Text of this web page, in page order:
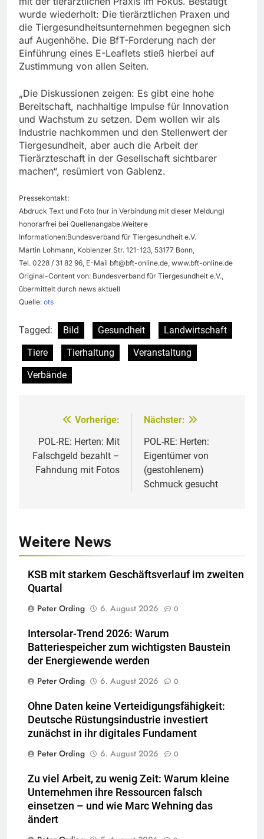
wurde wiederholt: Die tierärztlichen Praxen und
die Tiergesundheitsunternehmen begegnen sich
auf Augenhöhe. Die BfT-Forderung nach der
Einführung eines E-Leaflets stieß hierbei auf
Zustimmung von allen Seiten.
„Die Diskussionen zeigen: Es gibt eine hohe
Bereitschaft, nachhaltige Impulse für Innovation
und Wachstum zu setzen. Dem wollen wir als
Industrie nachkommen und den Stellenwert der
Tiergesundheit, aber auch die Arbeit der
Tierärzteschaft in der Gesellschaft sichtbarer
machen“, resümiert von Gablenz.
Pressekontakt:
Abdruck Text und Foto (nur in Verbindung mit dieser Meldung)
honorarfrei bei Quellenangabe.Weitere
Informationen:Bundesverband für Tiergesundheit e.V.
Martin Lohmann, Koblenzer Str. 121-123, 53177 Bonn,
Tel. 0228 / 31 82 96, E-Mail bft@bft-online.de , www.bft-online.de
Original-Content von: Bundesverband für Tiergesundheit e.V.,
übermittelt durch news aktuell
Quelle: ots
Tagged: Bild Gesundheit
Landwirtschaft
Tiere
Tierhaltung
Veranstaltung
Verbände
Beitragsnavigation
Vorherige:
POL-RE: Herten: Mit
Falschgeld bezahlt –
Fahndung mit Fotos
Nächster:
POL-RE: Herten:
Eigentümer von
(gestohlenem)
Schmuck gesucht
Weitere News
KSB mit starkem Geschäftsverlauf im zweiten
Quartal
Peter Ording
6. August 2026 0
Intersolar-Trend 2026: Warum
Batteriespeicher zum wichtigsten Baustein
der Energiewende werden
Peter Ording
6. August 2026 0
Ohne Daten keine Verteidigungsfähigkeit:
Deutsche Rüstungsindustrie investiert
zunächst in ihr digitales Fundament
Peter Ording
6. August 2026 0
Zu viel Arbeit, zu wenig Zeit: Warum kleine
Unternehmen ihre Ressourcen falsch
einsetzen – und wie Marc Wehning das
ändert